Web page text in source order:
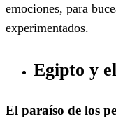
emociones, para
experimentados.
Egipto y el
El paraíso de los